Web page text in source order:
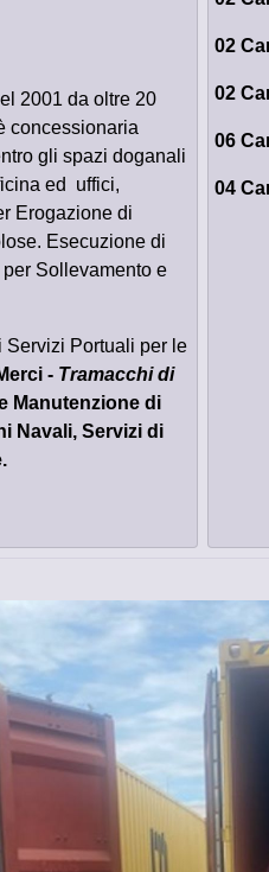
2001 da oltre 20
concessionaria
gli spazi doganali
ed uffici,
Erogazione di
Esecuzione di
Sollevamento e
Servizi Portuali per le
- Tramacchi di
Manutenzione di
Navali, Servizi di
02
02
06
04